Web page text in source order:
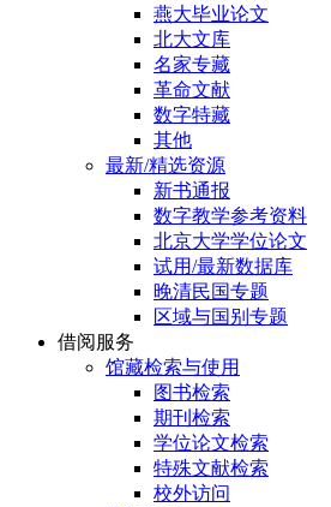
燕大毕业论文
北大文库
名家专藏
革命文献
数字特藏
其他
最新/精选资源
新书通报
数字教学参考资料
北京大学学位论文
试用/最新数据库
晚清民国专题
区域与国别专题
借阅服务
馆藏检索与使用
图书检索
期刊检索
学位论文检索
特殊文献检索
校外访问